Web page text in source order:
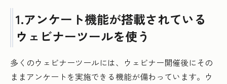
1.アンケート機能が搭載されている
ウェビナーツールを使う
多くのウェビナーツールには、ウェビナー開催後にその
ままアンケートを実施できる機能が備わっています。ウ